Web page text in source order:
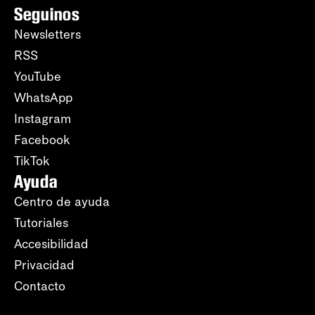
Seguinos
Newsletters
RSS
YouTube
WhatsApp
Instagram
Facebook
TikTok
Ayuda
Centro de ayuda
Tutoriales
Accesibilidad
Privacidad
Contacto